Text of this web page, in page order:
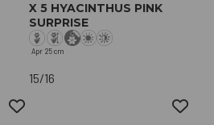
X 5 HYACINTHUS PINK
SURPRISE
Apr 25 cm
15/16